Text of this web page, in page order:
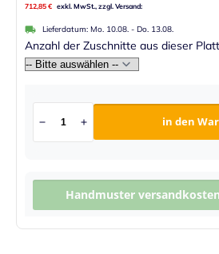
Anzahl der Zuschnitte aus dieser
in den
Handmuster
712,85 €
Lieferdatum: Mo. 10.08. - Do. 13.08.